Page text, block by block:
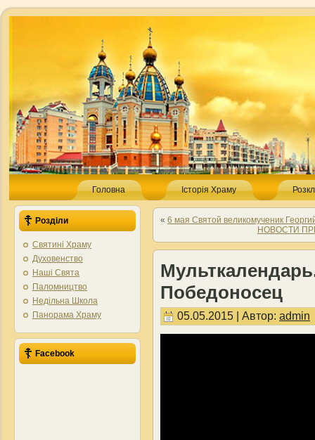
Головна Історія Храму
Розділи
Святині Храму
Духовенство
Наші Свята
Паломництво
Недільна Школа
Панорама Храму
Facebook
« 6 мая Святой великомученик
НОВОСТИ
Победоносец
05.05.2015 | Автор: admin